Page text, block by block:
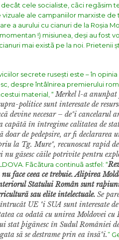
cele socialiste, cãci regãsim
ale campaniilor marxiste de
a aurului cu cianuri de la Roșia
!) misiunea, deși au fost
mai existã pe la noi. Prietenii
secrete rusești este – în opinia
despre întâlnirea premierului
material, “Merkel l-a anunþat
politice sunt interesate de
devine necesar – deºi cancelarul
în întregime calitatea de
de pedepsire, ar fi declararea
la Tg. Mureº, recunoscut rapid
gãsesc cãile potrivite pentru
Fãcãtura continuã astfel: “
face ceea ce trebuie. Alipirea
Statului Român sunt raþiuni
sau elite intelectuale. Se
UE ºi SUA sunt interesate
ca odatã cu unirea Moldovei
stat þigãnesc în Sudul României
sã se destrame prin ea însãºi.”